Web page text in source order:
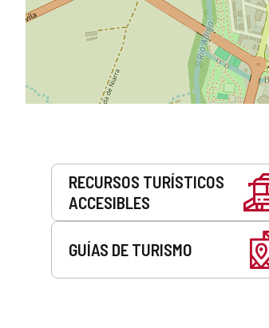
Servicios
RECURSOS TURÍSTICOS
ACCESIBLES
GUÍAS DE TURISMO